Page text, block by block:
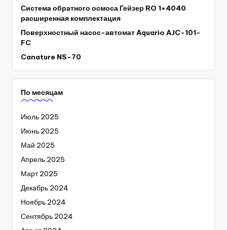
Система обратного осмоса Гейзер RO 1×4040
расширенная комплектация
Поверхностный насос-автомат Aquario AJC-101-
FC
Canature NS-70
По месяцам
Июль 2025
Июнь 2025
Май 2025
Апрель 2025
Март 2025
Декабрь 2024
Ноябрь 2024
Сентябрь 2024